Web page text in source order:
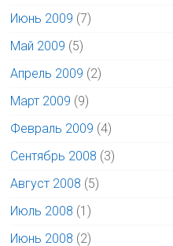
Июнь 2009 (7)
Май 2009 (5)
Апрель 2009 (2)
Март 2009 (9)
Февраль 2009 (4)
Сентябрь 2008 (3)
Август 2008 (5)
Июль 2008 (1)
Июнь 2008 (2)